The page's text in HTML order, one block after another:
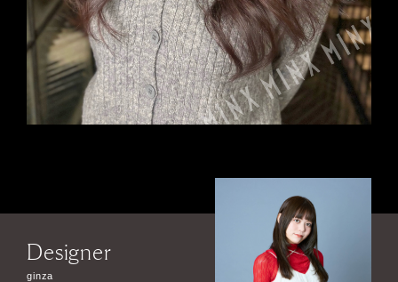
Designer
ginza